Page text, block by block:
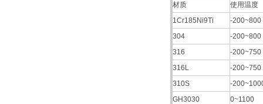
材质
使用温度
1Cr185Ni9Ti
-200~800
304
-200~800
316
-200~750
316L
-200~750
310S
-
GH3030
0~1100